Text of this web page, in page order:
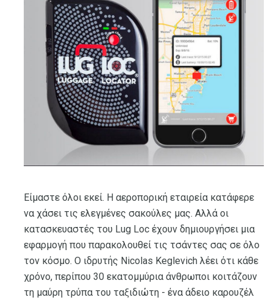
Είμαστε όλοι εκεί. Η αεροπορική εταιρεία κατάφερε
να χάσει τις ελεγμένες σακούλες μας. Αλλά οι
κατασκευαστές του Lug Loc έχουν δημιουργήσει μια
εφαρμογή που παρακολουθεί τις τσάντες σας σε όλο
τον κόσμο. Ο ιδρυτής Nicolas Keglevich λέει ότι κάθε
χρόνο, περίπου 30 εκατομμύρια άνθρωποι κοιτάζουν
τη μαύρη τρύπα του ταξιδιώτη - ένα άδειο καρουζέλ